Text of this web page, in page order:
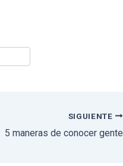
ar
SIGUIENTE
5 maneras de conocer gente